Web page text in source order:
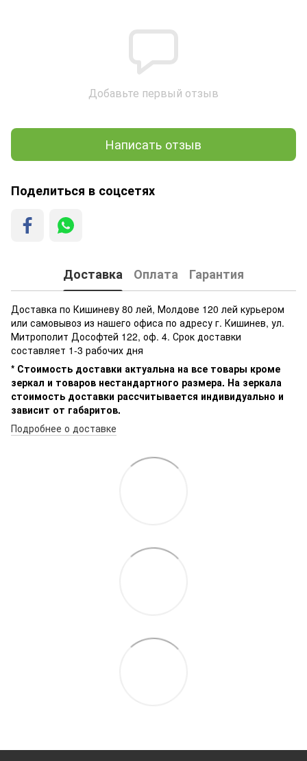
Добавьте первый отзыв
Написать отзыв
Поделиться в соцсетях
Доставка Оплата Гарантия
Доставка по Кишиневу 80 лей, Молдове 120 лей курьером
или самовывоз из нашего офиса по адресу г. Кишинев, ул.
Митрополит Дософтей 122, оф. 4. Срок доставки
составляет 1-3 рабочих дня
* Стоимость доставки актуальна на все товары кроме
зеркал и товаров нестандартного размера. На зеркала
стоимость доставки рассчитывается индивидуально и
зависит от габаритов.
Подробнее о доставке